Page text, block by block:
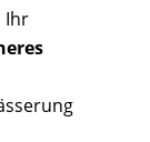
Ihr